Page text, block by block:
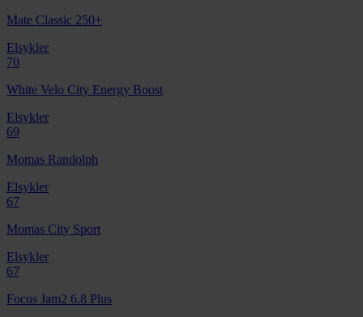
Mate Classic 250+
Elsykler
70
White Velo City Energy Boost
Elsykler
69
Momas Randolph
Elsykler
67
Momas City Sport
Elsykler
67
Focus Jam2 6.8 Plus